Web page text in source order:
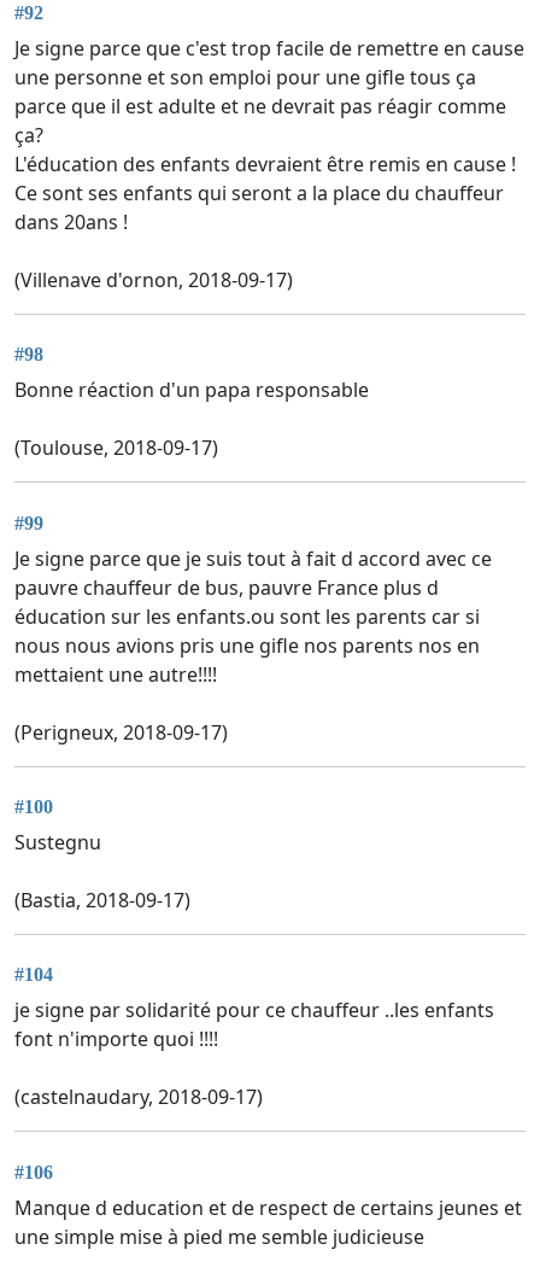
#92
Je signe parce que c'est trop facile de remettre en cause
une personne et son emploi pour une gifle tous ça
parce que il est adulte et ne devrait pas réagir comme
ça?
L'éducation des enfants devraient être remis en cause !
Ce sont ses enfants qui seront a la place du chauffeur
dans 20ans !
(Villenave d'ornon, 2018-09-17)
#98
Bonne réaction d'un papa responsable
(Toulouse, 2018-09-17)
#99
Je signe parce que je suis tout à fait d accord avec ce
pauvre chauffeur de bus, pauvre France plus d
éducation sur les enfants.ou sont les parents car si
nous nous avions pris une gifle nos parents nos en
mettaient une autre!!!!
(Perigneux, 2018-09-17)
#100
Sustegnu
(Bastia, 2018-09-17)
#104
je signe par solidarité pour ce chauffeur ..les enfants
font n'importe quoi !!!!
(castelnaudary, 2018-09-17)
#106
Manque d education et de respect de certains jeunes et
une simple mise à pied me semble judicieuse